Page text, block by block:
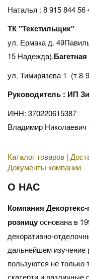
Наталья : 8 915 844 56
ТК "Текстильщик"
ул. Ермака д.
15 Надежда).
ул. Тимирязева 1 (т.8-
Руководитель : ИП
ИНН: 370220615387
Владимир Николаевич
Каталог товаров |
Документы компании
О НАС
Компания
розницуоснована в
декоративно-
дальнейшем изучение
пользуются не только
скатерти и различные